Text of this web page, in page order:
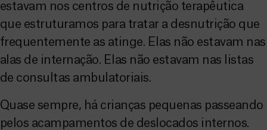
estavam nos centros de nutrição terapêutica
que estruturamos para tratar a desnutrição que
frequentemente as atinge. Elas não estavam nas
alas de internação. Elas não estavam nas listas
de consultas ambulatoriais.
Quase sempre, há crianças pequenas passeando
pelos acampamentos de deslocados internos.